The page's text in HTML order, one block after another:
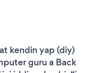
kendin yap (diy)
guru a Back